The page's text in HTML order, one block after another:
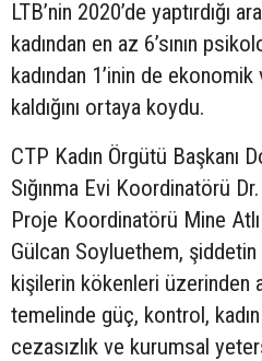
LTB’nin 2020’de yaptırdığı
kadından en az 6’sının
kadından 1’inin de
kaldığını ortaya koydu.
CTP Kadın Örgütü Başkanı
Sığınma Evi Koordinatörü
Proje Koordinatörü Mine
Gülcan Soyluethem,
kişilerin kökenleri üzerinden
temelinde güç, kontrol,
cezasızlık ve kurumsal